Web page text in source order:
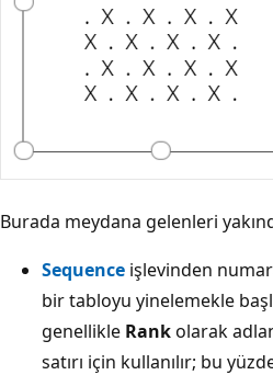
Burada meydana gelenleri
Sequence işlevinden
bir tabloyu yinelemekle
genellikle Rankolarak
satırı için kullanılır; bu